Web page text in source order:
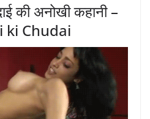
की अनोखी कहानी –
ki Chudai